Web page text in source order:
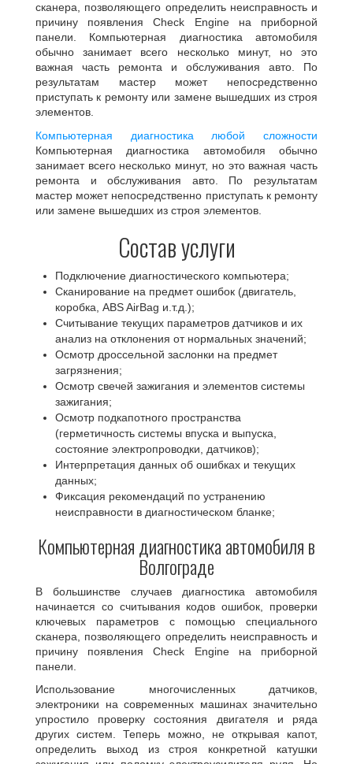
сканера, позволяющего определить неисправность и
причину появления Check Engine на приборной
панели. Компьютерная диагностика автомобиля
обычно занимает всего несколько минут, но это
важная часть ремонта и обслуживания авто. По
результатам мастер может непосредственно
приступать к ремонту или замене вышедших из строя
элементов.
Компьютерная диагностика любой сложности
Компьютерная диагностика автомобиля обычно
занимает всего несколько минут, но это важная часть
ремонта и обслуживания авто. По результатам
мастер может непосредственно приступать к ремонту
или замене вышедших из строя элементов.
Состав услуги
Подключение диагностического компьютера;
Сканирование на предмет ошибок (двигатель,
коробка, ABS AirBag и.т.д.);
Считывание текущих параметров датчиков и их
анализ на отклонения от нормальных значений;
Осмотр дроссельной заслонки на предмет
загрязнения;
Осмотр свечей зажигания и элементов системы
зажигания;
Осмотр подкапотного пространства
(герметичность системы впуска и выпуска,
состояние электропроводки, датчиков);
Интерпретация данных об ошибках и текущих
данных;
Фиксация рекомендаций по устранению
неисправности в диагностическом бланке;
Компьютерная диагностика автомобиля в
Волгограде
В большинстве случаев диагностика автомобиля
начинается со считывания кодов ошибок, проверки
ключевых параметров с помощью специального
сканера, позволяющего определить неисправность и
причину появления Check Engine на приборной
панели.
Использование многочисленных датчиков,
электроники на современных машинах значительно
упростило проверку состояния двигателя и ряда
других систем. Теперь можно, не открывая капот,
определить выход из строя конкретной катушки